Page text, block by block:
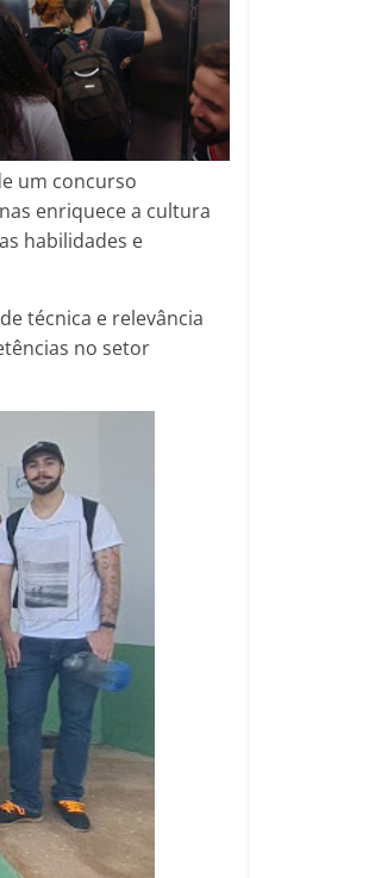
um concurso
enriquece a cultura
habilidades e
técnica e relevância
no setor